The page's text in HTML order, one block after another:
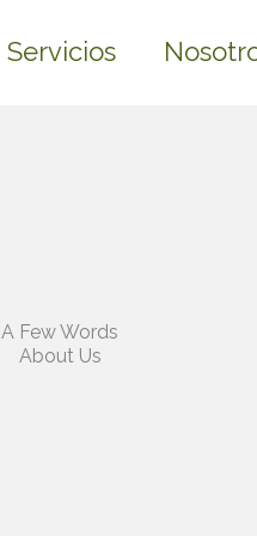
Servicios
A Few Words
About Us